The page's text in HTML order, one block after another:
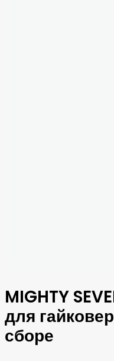
MIGHTY
для
сборе